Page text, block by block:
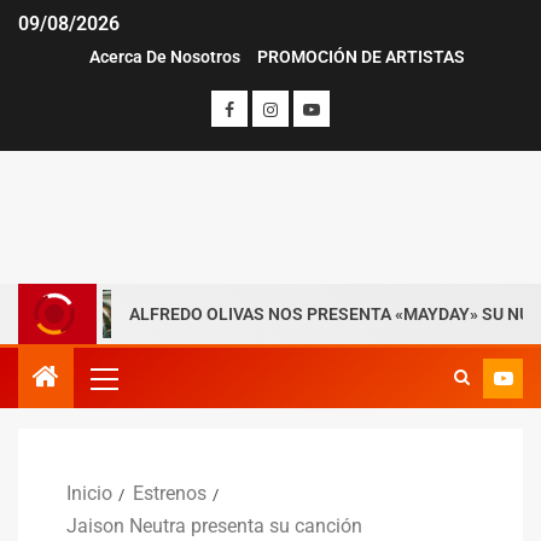
09/08/2026
Acerca De Nosotros PROMOCIÓN DE ARTISTAS
ALFREDO OLIVAS NOS PRESENTA «MAYDAY» SU NUEVO
Inicio
Estrenos
Jaison Neutra presenta su canción